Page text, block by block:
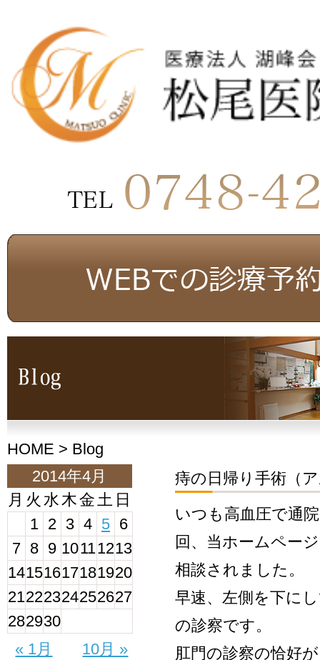
HOME > Blog
2014年4月
月 火 水木金土 日
« 1月 10月 »
1 2 3 4 5 6
7 8 9 10111213
14151617181920
21222324252627
282930
痔の日帰り手術（
いつも高血圧で通
回、当ホームペー
相談されました。
早速、左側を下に
の診察です。
肛門の診察の恰好